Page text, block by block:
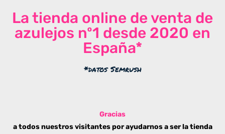
La tienda online de venta de
azulejos nº1 desde 2020 en
España*
*datos Semrush
Gracias
a todos nuestros visitantes por ayudarnos a ser la tienda